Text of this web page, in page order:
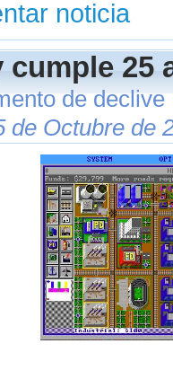
noticia
cumple 25
de declive
de Octubre de